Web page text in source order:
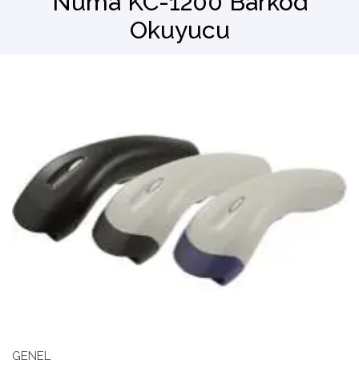
Okuyucu
GENEL